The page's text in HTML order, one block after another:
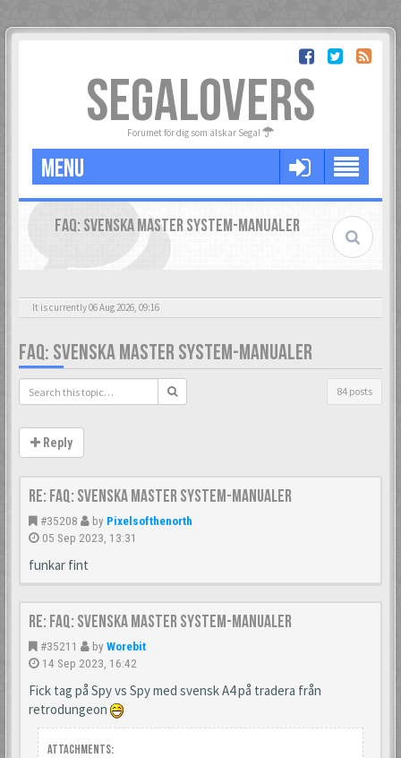
SEGALOVERS
Forumet för dig som älskar Sega!
MENU
FAQ: SVENSKA MASTER SYSTEM-MANUALER
It is currently 06 Aug 2026, 09:16
FAQ: SVENSKA MASTER SYSTEM-MANUALER
84 posts
Reply
Re: FAQ: Svenska Master System-manualer
#35208 by Pixelsofthenorth
05 Sep 2023, 13:31
funkar fint
Re: FAQ: Svenska Master System-manualer
#35211 by Worebit
14 Sep 2023, 16:42
Fick tag på Spy vs Spy med svensk A4 på tradera från
retrodungeon
Attachments: